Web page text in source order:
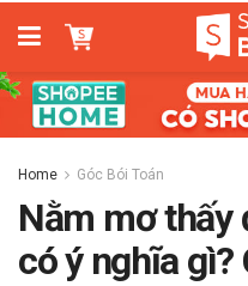
Home Góc Bói Toán
Nằm mơ thấy
có ý nghĩa gì?